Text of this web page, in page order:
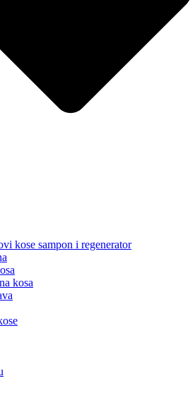
kose sampon i regenerator
kosa